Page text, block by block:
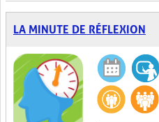
LA MINUTE DE RÉFLEXION